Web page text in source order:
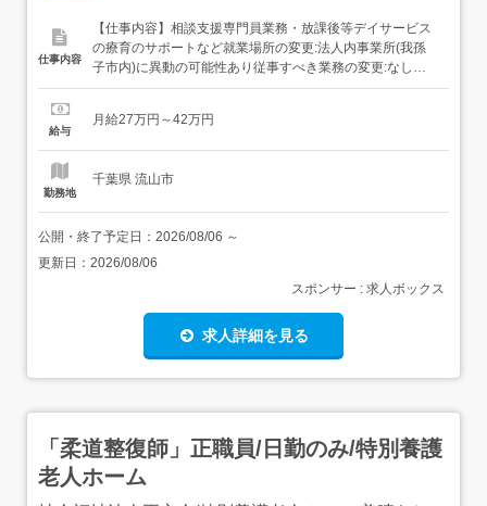
仕事内容
【仕事内容】相談支援専門員業務・放課後等デイサービス
の療育のサポートなど就業場所の変更:法人内事業所(我孫
子市内)に異動の可能性あり従事すべき業務の変更:なし
【経験・資格】<応募要件>相談支援専門員任用資格<歓迎
導員・社会福祉主事・社会福祉士・小中高校の教員免許・
給与
月給27万円～42万円
勤務地
千葉県 流山市
公開・終了予定日： 2026/08/06 ～
更新日： 2026/08/06
スポンサー : 求人ボックス
求人詳細を見る
「柔道整復師」正職員/日勤のみ/特別養護
老人ホーム